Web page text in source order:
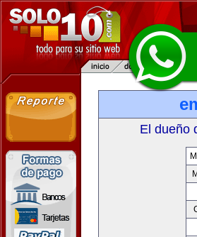
El dueño